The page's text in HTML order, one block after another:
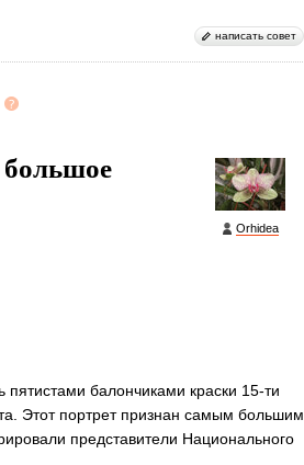
написать совет
Orhidea
балончиками краски 15-ти
Этот портрет признан самым большим
представители Национального